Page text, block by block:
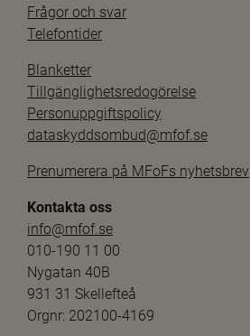
Frågor och svar
Telefontider
Blanketter
Tillgänglighetsredogörelse
Personuppgiftspolicy
dataskyddsombud@mfof.se
Prenumerera på MFoFs nyhetsbrev
Kontakta oss
info@mfof.se
010-190 11 00
Nygatan 40B
931 31 Skellefteå
Orgnr: 202100-4169